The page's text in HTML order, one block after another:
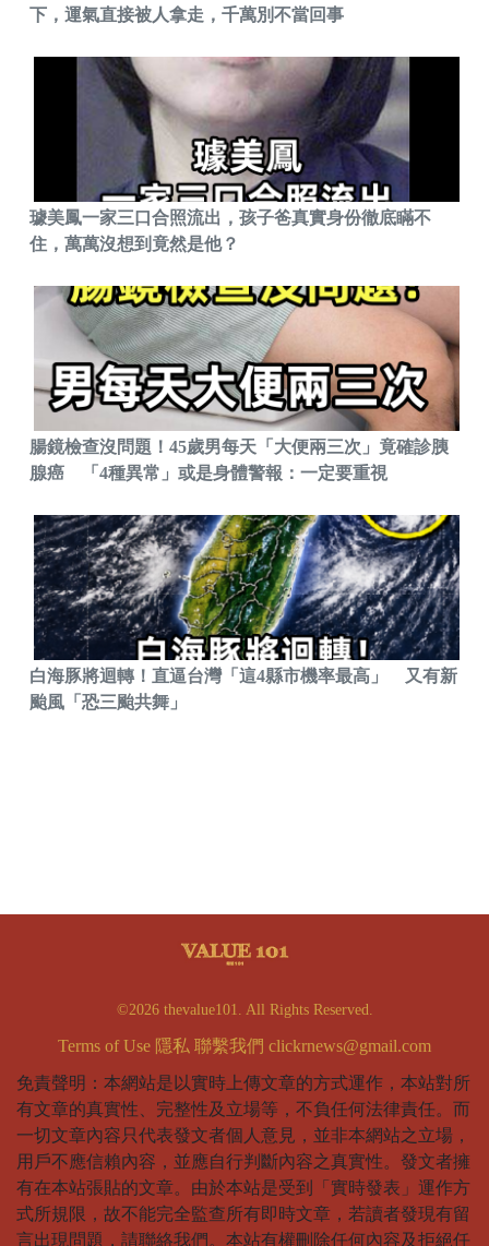
下，運氣直接被人拿走，千萬別不當回事
璩美鳳一家三口合照流出，孩子爸真實身份徹底瞞不
住，萬萬沒想到竟然是他？
腸鏡檢查沒問題！45歲男每天「大便兩三次」竟確診胰
腺癌 「4種異常」或是身體警報：一定要重視
白海豚將迴轉！直逼台灣「這4縣市機率最高」 又有新
颱風「恐三颱共舞」
©2026 thevalue101. All Rights Reserved.
Terms of Use 隱私 聯繫我們 clickrnews@gmail.com
免責聲明：本網站是以實時上傳文章的方式運作，本站對所
有文章的真實性、完整性及立場等，不負任何法律責任。而
一切文章內容只代表發文者個人意見，並非本網站之立場，
用戶不應信賴內容，並應自行判斷內容之真實性。發文者擁
有在本站張貼的文章。由於本站是受到「實時發表」運作方
式所規限，故不能完全監查所有即時文章，若讀者發現有留
言出現問題，請聯絡我們。本站有權刪除任何內容及拒絕任